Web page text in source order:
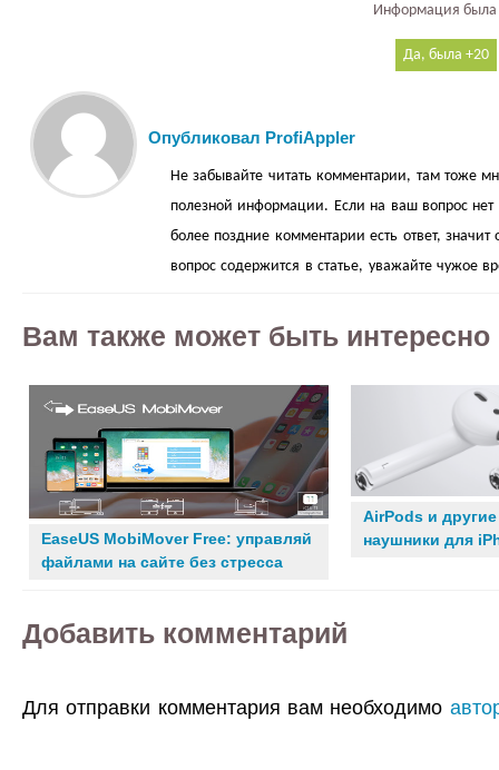
Информация была
20
Опубликовал ProfiAppler
Не забывайте читать комментарии, там тоже
полезной информации. Если на ваш вопрос нет
более поздние комментарии есть ответ, значит
вопрос содержится в статье, уважайте чужое
Вам также может быть интересно
EaseUS MobiMover Free: управляй
файлами на сайте без стресса
AirPods и
наушники для
Добавить комментарий
Для отправки комментария вам необходимо